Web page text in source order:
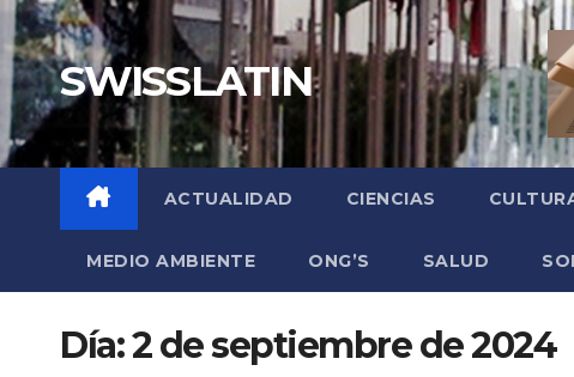
Saltar
al
contenidoSWISSLATIN
ACTUALIDAD CIENCIAS
MEDIO AMBIENTE ONG’S SALUD
Día:2 de septiembre de 2024